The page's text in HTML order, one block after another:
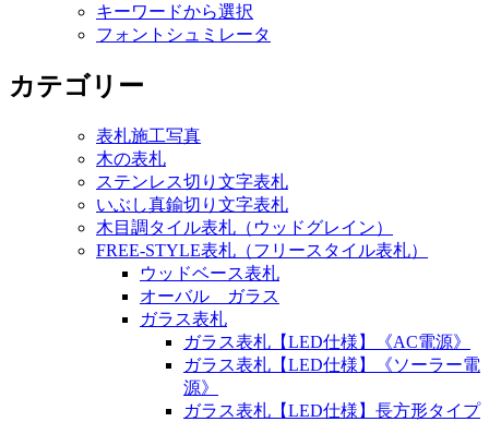
キーワードから選択
フォントシュミレータ
カテゴリー
表札施工写真
木の表札
ステンレス切り文字表札
いぶし真鍮切り文字表札
木目調タイル表札（ウッドグレイン）
FREE-STYLE表札（フリースタイル表札）
ウッドベース表札
オーバル ガラス
ガラス表札
ガラス表札【LED仕様】《AC電源》
ガラス表札【LED仕様】《ソーラー電
源》
ガラス表札【LED仕様】長方形タイプ